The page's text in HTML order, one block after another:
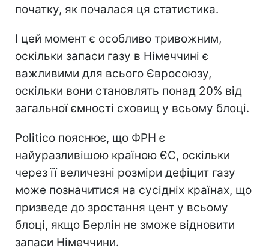
початку, як почалася ця статистика.
І цей момент є особливо тривожним,
оскільки запаси газу в Німеччині є
важливими для всього Євросоюзу,
оскільки вони становлять понад 20% від
загальної ємності сховищ у всьому блоці.
Politico пояснює, що ФРН є
найуразливішою країною ЄС, оскільки
через її величезні розміри дефіцит газу
може позначитися на сусідніх країнах, що
призведе до зростання цент у всьому
блоці, якщо Берлін не зможе відновити
запаси Німеччини.